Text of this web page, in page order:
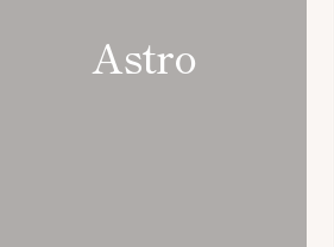
Astro